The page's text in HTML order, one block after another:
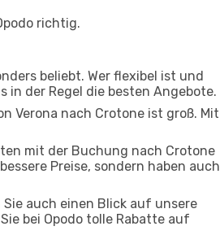
richtig.
beliebt. Wer flexibel ist und
in der Regel die besten Angebote.
Verona nach Crotone ist groß. Mit
mit der Buchung nach Crotone
Preise, sondern haben auch
auch einen Blick auf unsere
bei Opodo tolle Rabatte auf